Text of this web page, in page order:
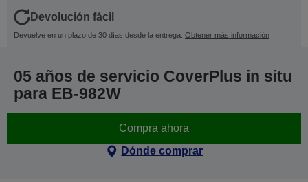
Devolución fácil
Devuelve en un plazo de 30 días desde la entrega. Obtener más información
05 años de servicio CoverPlus in situ
para EB-982W
Compra ahora
Dónde comprar